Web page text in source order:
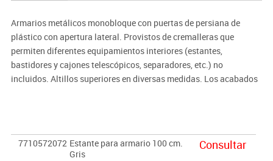
Armarios metálicos monobloque con puertas de persiana de
plástico con apertura lateral. Provistos de cremalleras que
permiten diferentes equipamientos interiores (estantes,
bastidores y cajones telescópicos, separadores, etc.) no
incluidos. Altillos superiores en diversas medidas. Los acabados
El mobiliario se pide por encargo. En caso de devolución no se
abonará más del 90% del valor de la mercancía.
7710572072 Estante para armario 100 cm.
Gris
Consultar